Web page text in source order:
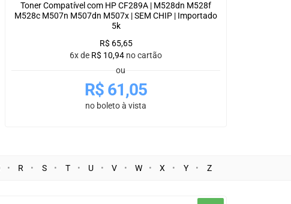
Toner Compatível com HP CF289A | M528dn M528f
M528c M507n M507dn M507x | SEM CHIP | Importado
5k
R$ 65,65
6x de R$ 10,94 no cartão
ou
R$ 61,05
no boleto à vista
R S T U V W X Y Z